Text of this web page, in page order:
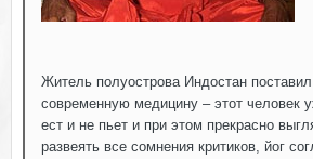
Житель полуострова Индостан поставил
современную медицину – этот человек
ест и не пьет и при этом прекрасно
развеять все сомнения критиков, йог